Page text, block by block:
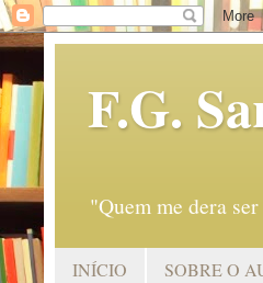
F.G.
"Quem me dera
INÍCIO SOBRE O